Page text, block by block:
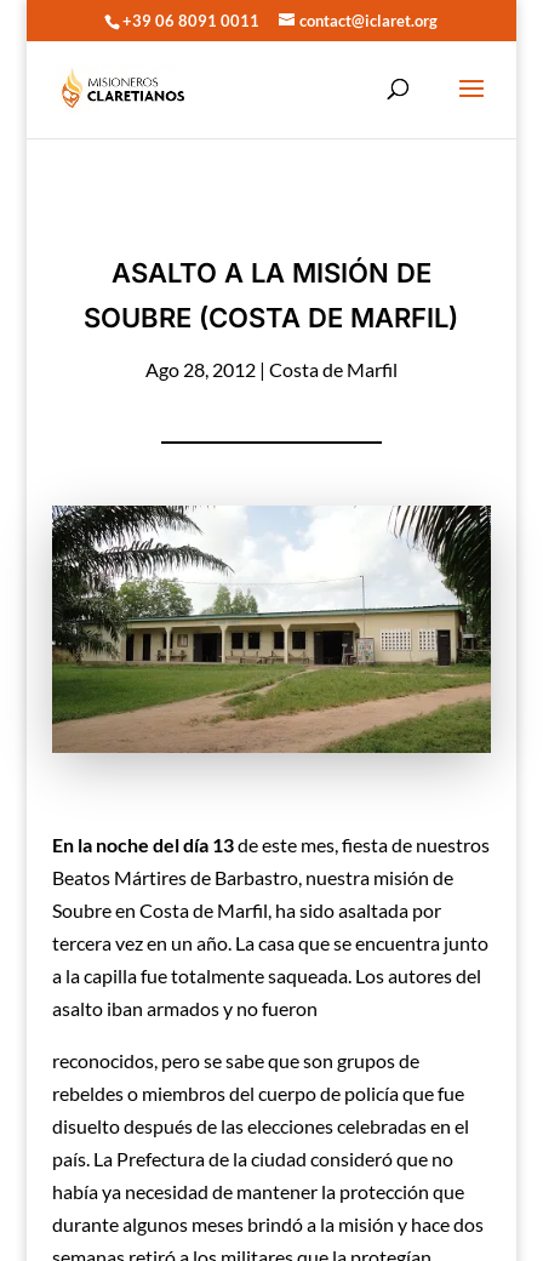
+39 06 8091 0011 contact@iclaret.org
ASALTO A LA MISIÓN DE
SOUBRE (COSTA DE MARFIL)
Ago 28, 2012| Costa de Marfil
En la noche del día 13de este mes, fiesta de nuestros
Beatos Mártires de Barbastro, nuestra misión de
Soubre en Costa de Marfil, ha sido asaltada por
tercera vez en un año. La casa que se encuentra junto
a la capilla fue totalmente saqueada. Los autores del
asalto iban armados y no fueron
reconocidos, pero se sabe que son grupos de
rebeldes o miembros del cuerpo de policía que fue
disuelto después de las elecciones celebradas en el
país. La Prefectura de la ciudad consideró que no
había ya necesidad de mantener la protección que
durante algunos meses brindó a la misión y hace dos